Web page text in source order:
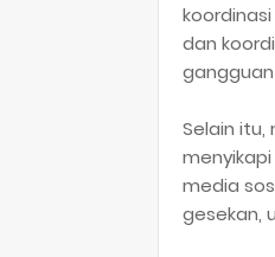
dan
Selain
media
gesekan,